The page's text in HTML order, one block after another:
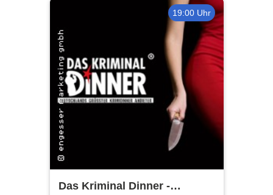
19:00 Uhr
Das Kriminal Dinner -